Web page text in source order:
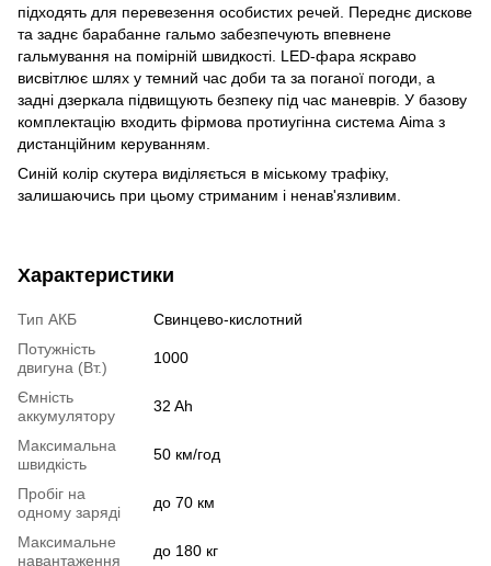
підходять для перевезення особистих речей. Переднє дискове
та заднє барабанне гальмо забезпечують впевнене
гальмування на помірній швидкості. LED-фара яскраво
висвітлює шлях у темний час доби та за поганої погоди, а
задні дзеркала підвищують безпеку під час маневрів. У базову
комплектацію входить фірмова протиугінна система Aima з
дистанційним керуванням.
Синій колір скутера виділяється в міському трафіку,
залишаючись при цьому стриманим і ненав'язливим.
Характеристики
Тип АКБ
Свинцево-кислотний
Потужність
двигуна (Вт.)
1000
Ємність
аккумулятору
32 Ah
Максимальна
швидкість
50 км/год
Пробіг на
одному заряді
до 70 км
Максимальне
навантаження
до 180 кг